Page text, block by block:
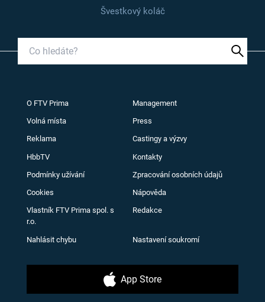
Švestkový koláč
O FTV Prima Management
Volná místa Press
Reklama Castingy a výzvy
HbbTV Kontakty
Podmínky užívání Zpracování osobních údajů
Cookies Nápověda
Vlastník FTV Prima spol. s
r.o.
Redakce
Nahlásit chybu Nastavení soukromí
App Store